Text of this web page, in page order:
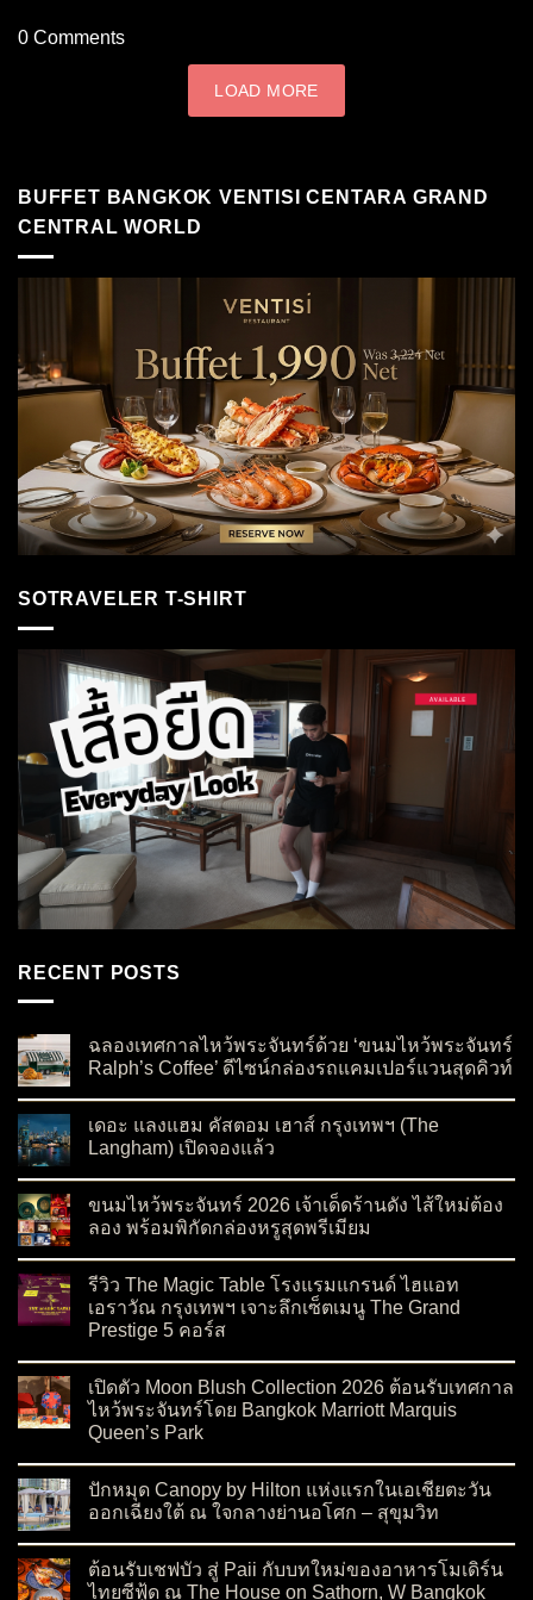
0 Comments
LOAD MORE
BUFFET BANGKOK VENTISI CENTARA GRAND
CENTRAL WORLD
SOTRAVELER T-SHIRT
RECENT POSTS
ฉลองเทศกาลไหว้พระจันทร์ด้วย ‘ขนมไหว้พระจันทร์
Ralph’s Coffee’ ดีไซน์กล่องรถแคมเปอร์แวนสุดคิวท์
เดอะ แลงแฮม คัสตอม เฮาส์ กรุงเทพฯ (The
Langham) เปิดจองแล้ว
ขนมไหว้พระจันทร์ 2026 เจ้าเด็ดร้านดัง ไส้ใหม่ต้อง
ลอง พร้อมพิกัดกล่องหรูสุดพรีเมียม
รีวิว The Magic Table โรงแรมแกรนด์ ไฮแอท
เอราวัณ กรุงเทพฯ เจาะลึกเซ็ตเมนู The Grand
Prestige 5 คอร์ส
เปิดตัว Moon Blush Collection 2026 ต้อนรับเทศกาล
ไหว้พระจันทร์โดย Bangkok Marriott Marquis
Queen’s Park
ปักหมุด Canopy by Hilton แห่งแรกในเอเชียตะวัน
ออกเฉียงใต้ ณ ใจกลางย่านอโศก – สุขุมวิท
ต้อนรับเชฟบัว สู่ Paii กับบทใหม่ของอาหารโมเดิร์น
ไทยซีฟู้ด ณ The House on Sathorn, W Bangkok